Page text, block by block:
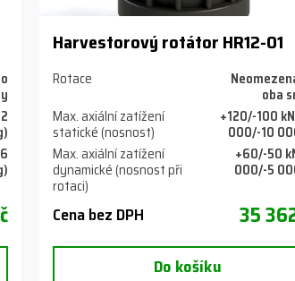
Harvestorový rotátor HR12-01
Rotace
oba
Max. axiální zatížení
statické (nosnost)
+120/-100
000/-10
Max. axiální zatížení
dynamické (nosnost při
rotaci)
+60/-50
000/-5
Cena bez DPH 35
Do košíku